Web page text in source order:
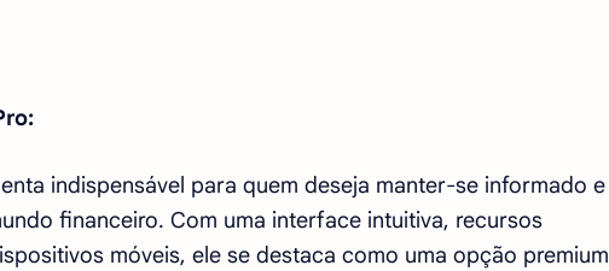
indispensável para quem deseja manter-se informado e
financeiro. Com uma interface intuitiva, recursos
móveis, ele se destaca como uma opção premium